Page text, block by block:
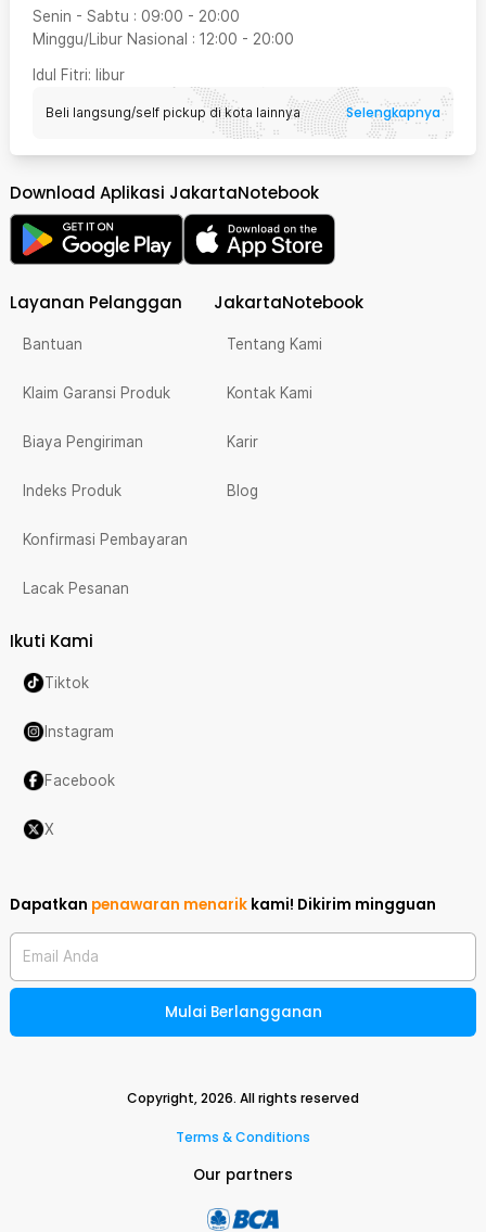
Senin - Sabtu : 09:00 - 20:00
Minggu/Libur Nasional : 12:00 - 20:00
Idul Fitri: libur
Beli langsung/self pickup di kota lainnya Selengkapnya
Download Aplikasi JakartaNotebook
Layanan Pelanggan
Bantuan
Klaim Garansi Produk
Biaya Pengiriman
Indeks Produk
Konfirmasi Pembayaran
Lacak Pesanan
JakartaNotebook
Tentang Kami
Kontak Kami
Karir
Blog
Ikuti Kami
Tiktok
Instagram
Facebook
X
Dapatkan penawaran menarik kami! Dikirim mingguan
Email Anda
Mulai Berlangganan
Copyright,2026. All rights reserved
Terms & Conditions
Our partners